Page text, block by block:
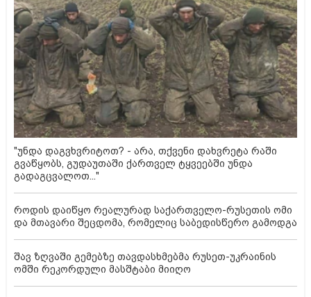
"უნდა დაგვხვრიტოთ? - არა, თქვენი დახვრეტა რაში
გვაწყობს, გუდაუთაში ქართველ ტყვეებში უნდა
გადაგცვალოთ..."
როდის დაიწყო რეალურად საქართველო-რუსეთის ომი
და მთავარი შეცდომა, რომელიც საბედისწერო გამოდგა
შავ ზღვაში გემებზე თავდასხმებმა რუსეთ-უკრაინის
ომში რეკორდული მასშტაბი მიიღო